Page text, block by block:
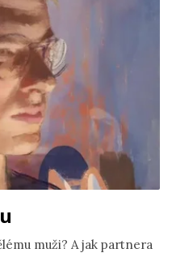
muži? A jak partnera